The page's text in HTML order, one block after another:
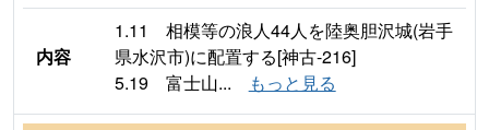
内容
1.11 相模等の浪人44人を陸奥胆沢城(岩手
県水沢市)に配置する[神古-216]
5.19 富士山...
もっと見る